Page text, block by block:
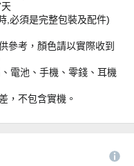
,必須是完整包裝及配件)
參考，顏色請以實際收到
電池、手機、零錢、耳機
，不包含實機。